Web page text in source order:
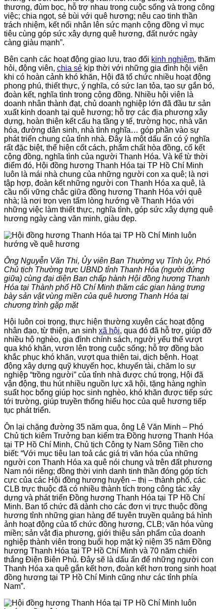
thương, đùm bọc, hỗ trợ nhau trong cuộc sống và trong công
việc; chia ngọt, sẻ bùi với quê hương; nêu cao tinh thần
trách nhiệm, kết nối nhân lên sức mạnh cộng đồng vì mục
tiêu cùng góp sức xây dựng quê hương, đất nước ngày
càng giàu mạnh”.
Bên cạnh các hoạt động giao lưu, trao đổi kinh nghiệm, thăm
hỏi, động viên, chia sẻ kịp thời với những gia đình hội viên
khi có hoàn cảnh khó khăn, Hội đã tổ chức nhiều hoạt động
phong phú, thiết thực, ý nghĩa, có sức lan tỏa, tạo sự gắn bó,
đoàn kết, nghĩa tình trong cộng đồng. Nhiều hội viên là
doanh nhân thành đạt, chủ doanh nghiệp lớn đã đầu tư sản
xuất kinh doanh tại quê hương; hỗ trợ các địa phương xây
dựng, hoàn thiện kết cấu hạ tầng y tế, trường học, nhà văn
hóa, đường dân sinh, nhà tình nghĩa… góp phần vào sự
phát triển chung của tỉnh nhà. Đây là một dấu ấn có ý nghĩa
rất đặc biệt, thể hiện cốt cách, phẩm chất hòa đồng, cố kết
cộng đồng, nghĩa tình của người Thanh Hóa. Và kể từ thời
điểm đó, Hội đồng hương Thanh Hóa tại TP Hồ Chí Minh
luôn là mái nhà chung của những người con xa quê; là nơi
tập hợp, đoàn kết những người con Thanh Hóa xa quê, là
cầu nối vững chắc giữa đồng hương Thanh Hóa với quê
nhà; là nơi trọn vẹn tấm lòng hướng về Thanh Hóa với
những việc làm thiết thực, nghĩa tình, góp sức xây dựng quê
hương ngày càng văn minh, giàu đẹp.
Ông Nguyễn Văn Thi, Ủy viên Ban Thường vụ Tỉnh ủy, Phó
Chủ tịch Thường trực UBND tỉnh Thanh Hóa (người đứng
giữa) cùng đại diện Ban chấp hành Hội đồng hương Thanh
Hóa tại Thành phố Hồ Chí Minh thăm các gian hàng trưng
bày sản vật vùng miền của quê hương Thanh Hóa tại
chương trình gặp mặt
Hội luôn coi trọng, thực hiện thường xuyên các hoạt động
nhân đạo, từ thiện, an sinh xã hội, qua đó đã hỗ trợ, giúp đỡ
nhiều hộ nghèo, gia đình chính sách, người yếu thế vượt
qua khó khăn, vươn lên trong cuộc sống; hỗ trợ đồng bào
khắc phục khó khăn, vượt qua thiên tai, dịch bệnh. Hoạt
động xây dựng quỹ khuyến học, khuyến tài, chăm lo sự
nghiệp “trồng người” của tỉnh nhà được chú trọng, Hội đã
vận động, thu hút nhiều nguồn lực xã hội, tặng hàng nghìn
suất học bổng giúp học sinh nghèo, khó khăn được tiếp sức
tới trường, giúp truyền thống hiếu học của quê hương tiếp
tục phát triển.
Ôn lại chặng đường 35 năm qua, ông Lê Văn Minh – Phó
Chủ tịch kiêm Trưởng ban kiểm tra Đồng hương Thanh Hóa
tại TP Hồ Chí Minh, Chủ tịch Công ty Nam Sông Tiền cho
biết: “Với mục tiêu lan toả các giá trị văn hóa của những
người con Thanh Hóa xa quê nói chung và trên đất phương
Nam nói riêng; đồng thời vinh danh tinh thần đóng góp tích
cực của các Hội đồng hương huyện – thị – thành phố, các
CLB trực thuộc đã có nhiều thành tích trong công tác xây
dựng và phát triển Đồng hương Thanh Hóa tại TP Hồ Chí
Minh. Ban tổ chức đã dành cho các đơn vị trực thuộc đồng
hương tỉnh những gian hàng để tuyên truyền quảng bá hình
ảnh hoạt động của tổ chức đồng hương, CLB; văn hóa vùng
miền; sản vật địa phương, giới thiệu sản phẩm của doanh
nghiệp thành viên trong buổi họp mặt kỷ niệm 35 năm Đồng
hương Thanh Hóa tại TP Hồ Chí Minh và 70 năm chiến
thắng Điện Biên Phủ. Đây sẽ là dấu ấn để những người con
Thanh Hóa xa quê gắn kết hơn, đoàn kết hơn trong sinh hoạt
đồng hương tại TP Hồ Chí Minh cũng như các tỉnh phía
Nam”.